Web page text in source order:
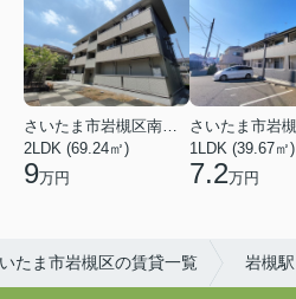
2LDK (69.24㎡)
9万円
1LDK (39.67㎡)
7.2万円
たま市岩槻区の賃貸一覧 岩槻駅